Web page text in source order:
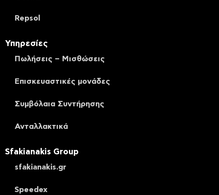
Repsol
Υπηρεσίες
Πωλήσεις – Μισθώσεις
Επισκευαστικές μονάδες
Συμβόλαια Συντήρησης
Ανταλλακτικά
Sfakianakis Group
sfakianakis.gr
Speedex